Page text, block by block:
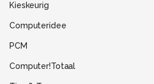
Kieskeurig
Computeridee
PCM
Computer!Totaal